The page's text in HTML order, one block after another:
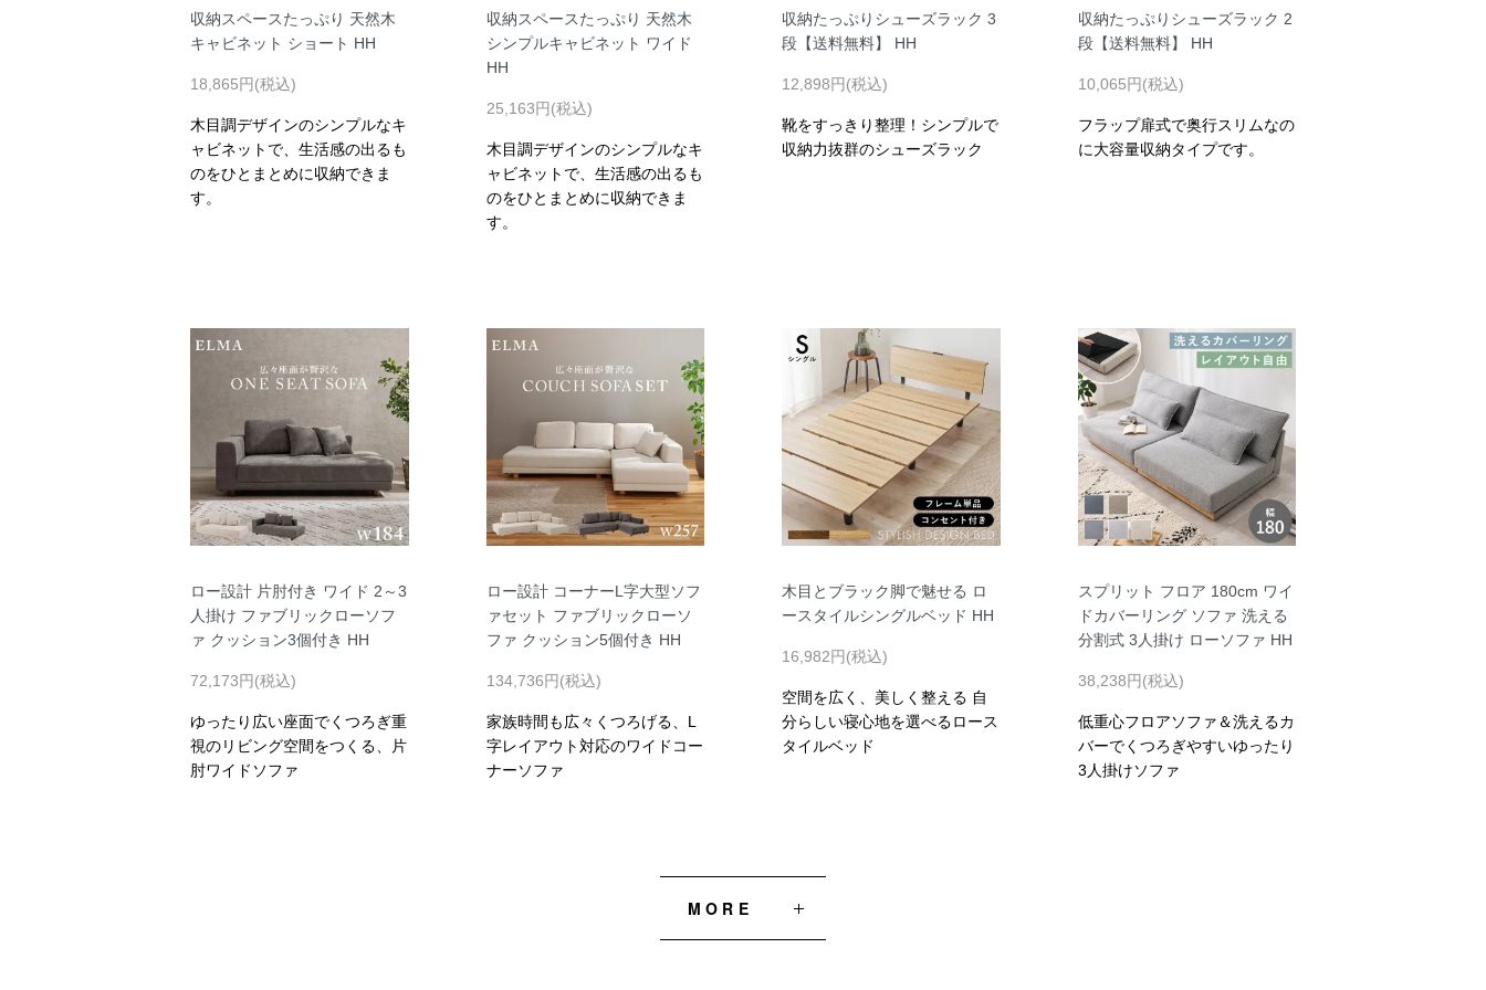
収納スペースたっぷり 天然木
キャビネット ショート HH
18,865円(税込)
木目調デザインのシンプルなキ
ャビネットで、生活感の出るも
のをひとまとめに収納できま
す。
収納スペースたっぷり 天然木
シンプルキャビネット ワイド
HH
25,163円(税込)
木目調デザインのシンプルなキ
ャビネットで、生活感の出るも
のをひとまとめに収納できま
す。
収納たっぷりシューズラック 3
段【送料無料】 HH
12,898円(税込)
靴をすっきり整理！シンプルで
収納力抜群のシューズラック
収納たっぷりシューズラック 2
段【送料無料】 HH
10,065円(税込)
フラップ扉式で奥行スリムなの
に大容量収納タイプです。
ロー設計 片肘付き ワイド 2～3
人掛け ファブリックローソフ
ァ クッション3個付き HH
72,173円(税込)
ゆったり広い座面でくつろぎ重
視のリビング空間をつくる、片
肘ワイドソファ
ロー設計 コーナーL字大型ソフ
ァセット ファブリックローソ
ファ クッション5個付き HH
134,736円(税込)
家族時間も広々くつろげる、L
字レイアウト対応のワイドコー
ナーソファ
木目とブラック脚で魅せる ロ
ースタイルシングルベッド HH
16,982円(税込)
空間を広く、美しく整える 自
分らしい寝心地を選べるロース
タイルベッド
スプリット フロア 180cm ワイ
ドカバーリング ソファ 洗える
分割式 3人掛け ローソファ HH
38,238円(税込)
低重心フロアソファ＆洗えるカ
バーでくつろぎやすいゆったり
3人掛けソファ
MORE